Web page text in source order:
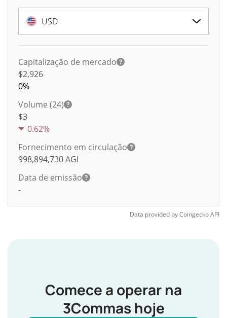
USD
Capitalização de mercado
$2,926
0%
Volume (24)
$3
0.62%
Fornecimento em circulação
998,894,730AGI
Data de emissão
-
Data provided byCoingeckoAPI
Comece a operar na
3Commas hoje